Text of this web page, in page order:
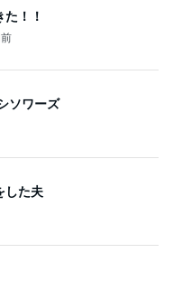
！！
ソワーズ
した夫